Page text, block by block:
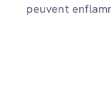
peuvent